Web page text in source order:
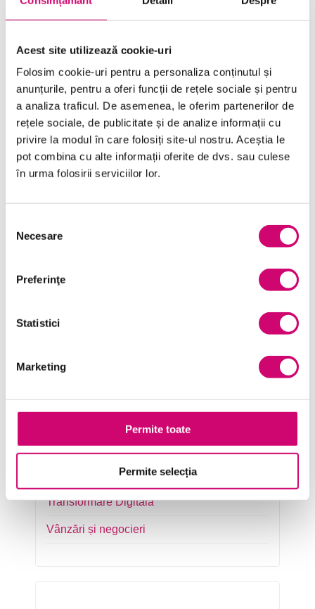
Acest site utilizează cookie-uri
Folosim cookie-uri pentru a personaliza conținutul și
anunțurile, pentru a oferi funcții de rețele sociale și pentru
a analiza traficul. De asemenea, le oferim partenerilor de
rețele sociale, de publicitate și de analize informații cu
privire la modul în care folosiți site-ul nostru. Aceștia le
pot combina cu alte informații oferite de dvs. sau culese
în urma folosirii serviciilor lor.
consimțământului
Necesare
Preferinţe
Statistici
Marketing
Permite toate
Permite selecția
ÎNCEARCĂ 7 ZILE GRATUIT
SOLICITĂ OFERTĂ
Categorii de Cursuri
Finanțe
Marketing
Resurse Umane
Serviciul clienți
Transformare Digitală
Vânzări și negocieri